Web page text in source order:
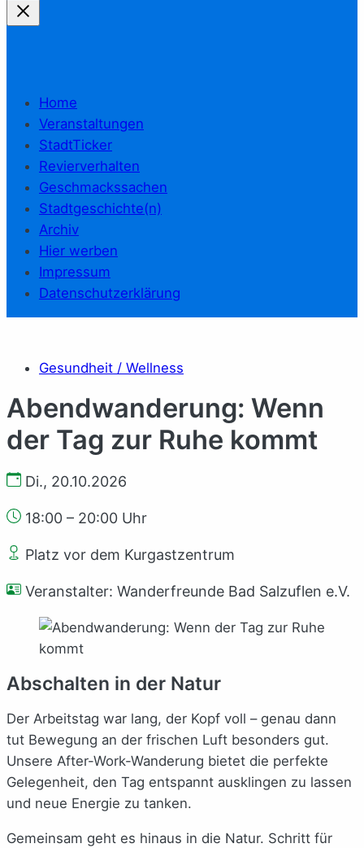
Home
Veranstaltungen
StadtTicker
Revierverhalten
Geschmackssachen
Stadtgeschichte(n)
Archiv
Hier werben
Impressum
Datenschutzerklärung
Gesundheit / Wellness
Abendwanderung: Wenn
der Tag zur Ruhe kommt
Di., 20.10.2026
18:00 – 20:00 Uhr
Platz vor dem Kurgastzentrum
Veranstalter: Wanderfreunde Bad Salzuflen e.V.
Abschalten in der Natur
Der Arbeitstag war lang, der Kopf voll – genau dann
tut Bewegung an der frischen Luft besonders gut.
Unsere After-Work-Wanderung bietet die perfekte
Gelegenheit, den Tag entspannt ausklingen zu lassen
und neue Energie zu tanken.
Gemeinsam geht es hinaus in die Natur. Schritt für